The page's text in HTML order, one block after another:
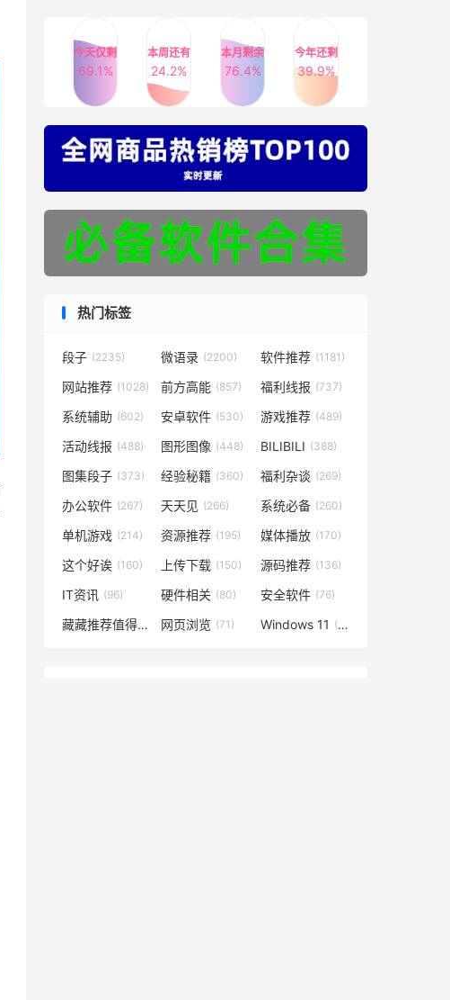
今天仅剩
69.1%
本周还有
24.2%
本月剩余
76.4%
今年还剩
39.9%
热门标签
段子 (2235) 微语录 (2200) 软件推荐 (1181)
网站推荐 (1028) 前方高能 (857) 福利线报 (737)
系统辅助 (602) 安卓软件 (530) 游戏推荐 (489)
活动线报 (488) 图形图像 (448) BILIBILI (388)
图集段子 (373) 经验秘籍 (360) 福利杂谈 (269)
办公软件 (267) 天天见 (266) 系统必备 (260)
单机游戏 (214) 资源推荐 (195) 媒体播放 (170)
这个好诶 (160) 上传下载 (150) 源码推荐 (136)
IT资讯 (96) 硬件相关 (80) 安全软件 (76)
藏藏推荐值得一看 (73)
网页浏览 (71) Windows 11 (49)